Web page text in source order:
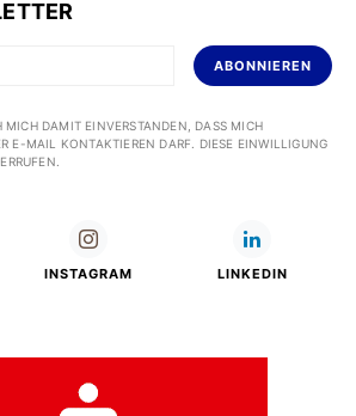
ABONNIEREN
MICH DAMIT EINVERSTANDEN, DASS MICH
E-MAIL KONTAKTIEREN DARF. DIESE EINWILLIGUNG
INSTAGRAM LINKEDIN